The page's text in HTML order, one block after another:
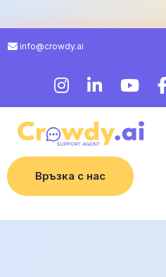
info@crowdy.ai
Връзка с нас